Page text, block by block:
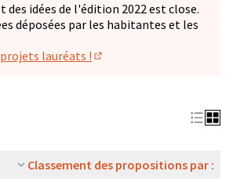
des idées de l'édition 2022 est close.
déposées par les habitantes et les
lauréats !
Classement des propositions par :